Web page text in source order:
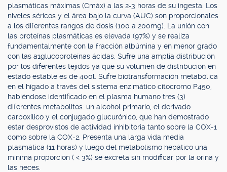
plasmáticas máximas (Cmáx) a las 2-3 horas de su ingesta. Los
niveles séricos y el área bajo la curva (AUC) son proporcionales
a los diferentes rangos de dosis (100 a 200mg). La unión con
las proteínas plasmáticas es elevada (97%) y se realiza
fundamentalmente con la fracción albúmina y en menor grado
con las a1glucoproteínas ácidas. Sufre una amplia distribución
por los diferentes tejidos ya que su volumen de distribución en
estado estable es de 400l. Sufre biotransformación metabólica
en el hígado a través del sistema enzimático citocromo P450,
habiéndose identificado en el plasma humano tres (3)
diferentes metabolitos: un alcohol primario, el derivado
carboxílico y el conjugado glucurónico, que han demostrado
estar desprovistos de actividad inhibitoria tanto sobre la COX-1
como sobre la COX-2. Presenta una larga vida media
plasmática (11 horas) y luego del metabolismo hepático una
mínima proporción ( < 3%) se excreta sin modificar por la orina y
las heces.